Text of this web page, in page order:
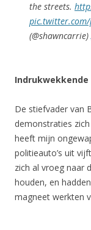
the streets.
pic.twitter.com/
(@shawncarrie)
Indrukwekkende
De stiefvader van
demonstraties
heeft mijn
politieauto’s uit
zich al vroeg naar
houden, en
magneet werkten